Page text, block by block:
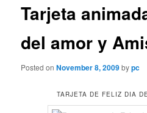
Tarjeta
del amor y
Posted onNovember 8, 2009bypc
TARJETA DE FELIZ DIA